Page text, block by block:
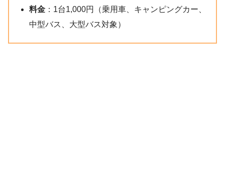
料金 ：1台1,000円（乗用車、キャンピングカー、
中型バス、大型バス対象）